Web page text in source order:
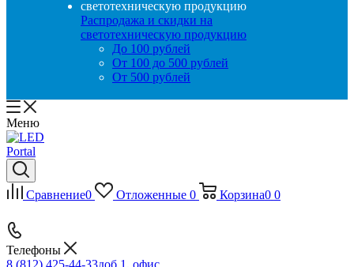
Распродажа и скидки на
светотехническую продукцию
До 100 рублей
От 100 до 500 рублей
От 500 рублей
Меню
Сравнение0 Отложенные 0 Корзина0 0
Телефоны
8 (812) 425-44-33доб 1, офис